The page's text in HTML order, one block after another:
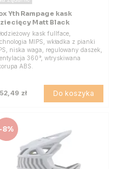
Yth Rampage kask
Matt Black
kask fullface,
MIPS, wkładka z pianki
niska waga, regulowany daszek,
360°, wtryskiwana
ABS.
zł Do koszyka
-8%